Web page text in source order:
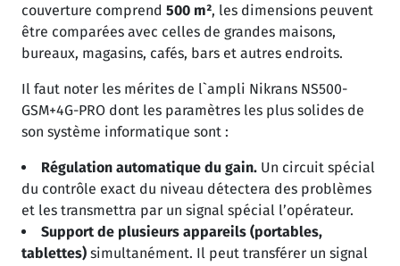
couverture comprend 500 m², les dimensions peuvent
être comparées avec celles de grandes maisons,
bureaux, magasins, cafés, bars et autres endroits.
Il faut noter les mérites de l`ampli Nikrans NS500-
GSM+4G-PRO dont les paramètres les plus solides de
son système informatique sont :
Régulation automatique du gain. Un circuit spécial
du contrôle exact du niveau détectera des problèmes
et les transmettra par un signal spécial l’opérateur.
Support de plusieurs appareils (portables,
tablettes) simultanément. Il peut transférer un signal